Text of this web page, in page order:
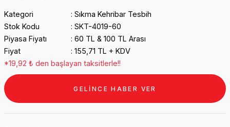
Kategori
Sıkma Kehribar Tesbih
Stok Kodu
SKT-4019-60
Piyasa Fiyatı
60 TL & 100 TL Arası
Fiyat
155,71 TL + KDV
*19,92 ₺ den başlayan taksitlerle!!
GELİNCE HABER VER